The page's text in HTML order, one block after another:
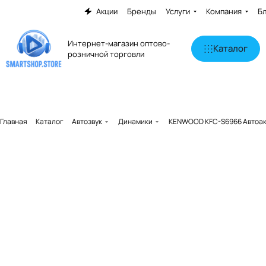
Акции Бренды Услуги Компания
Интернет-магазин оптово-
розничной торговли
Каталог
Главная Каталог Автозвук Динамики KENWOOD KFC-S6966